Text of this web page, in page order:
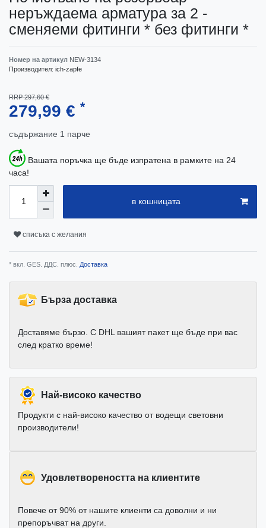
неръждаема арматура за 2 -
сменяеми фитинги * без фитинги *
Номер на артикул NEW-3134
Производител: ich-zapfe
RRP 297,60 €
279,99 € *
съдържание 1 парче
Вашата поръчка ще бъде изпратена в рамките на 24
часа!
в кошницата
списъка с желания
* вкл. GES. ДДС. плюс. Доставка
Бърза доставка
Доставяме бързо. С DHL вашият пакет ще бъде при вас
след кратко време!
Най-високо качество
Продукти с най-високо качество от водещи световни
производители!
Удовлетвореността на клиентите
Повече от 90% от нашите клиенти са доволни и ни
препоръчват на други.